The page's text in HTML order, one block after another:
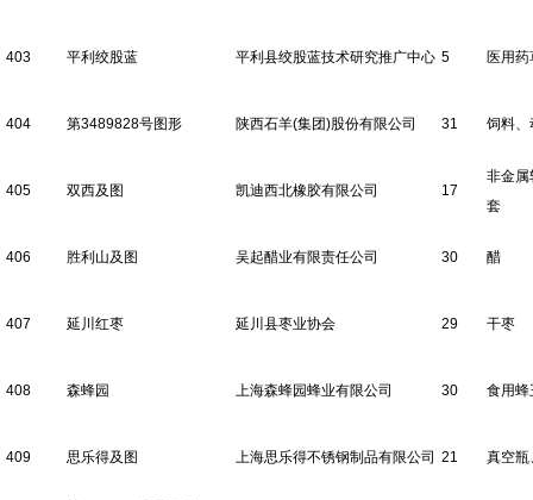
403 平利绞股蓝 平利县绞股蓝技术研究推广中心 5 医用
404 第3489828号图形 陕西石羊(集团)股份有限公司 31 饲料、
405 双西及图 凯迪西北橡胶有限公司 17
非金属
套
406 胜利山及图 吴起醋业有限责任公司 30 醋
407 延川红枣 延川县枣业协会 29 干枣
408 森蜂园 上海森蜂园蜂业有限公司 30 食用蜂
409 思乐得及图 上海思乐得不锈钢制品有限公司 21 真空瓶